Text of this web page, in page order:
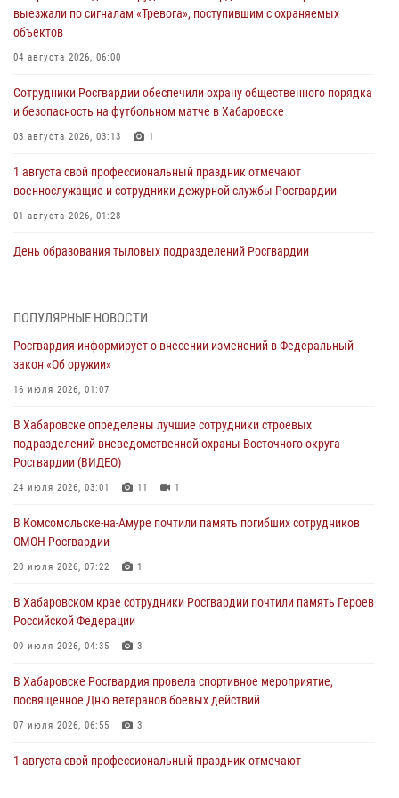
выезжали по сигналам «Тревога», поступившим с охраняемых
объектов
04 августа 2026, 06:00
Сотрудники Росгвардии обеспечили охрану общественного порядка
и безопасность на футбольном матче в Хабаровске
03 августа 2026, 03:13 1
1 августа свой профессиональный праздник отмечают
военнослужащие и сотрудники дежурной службы Росгвардии
01 августа 2026, 01:28
День образования тыловых подразделений Росгвардии
В Управлении Росгвардии по Хабаровскому краю состоялось
избирательного права
31 июля 2026, 03:26
женщине, потерявшей сознание во время массового мероприятия
29 июля 2026, 23:24 2
В Хабаровске продолжается акция «Каникулы с Росгвардией»
За прошедшую неделю в Хабаровском крае росгвардейцы провели
свыше 120 проверок условий хранения оружия
ПОПУЛЯРНЫЕ НОВОСТИ
Росгвардия информирует о внесении изменений в Федеральный
закон «Об оружии»
16 июля 2026, 01:07
В Хабаровске определены лучшие сотрудники строевых
подразделений вневедомственной охраны Восточного округа
Росгвардии (ВИДЕО)
24 июля 2026, 03:01 11 1
В Комсомольске-на-Амуре почтили память погибших сотрудников
ОМОН Росгвардии
20 июля 2026, 07:22 1
В Хабаровском крае сотрудники Росгвардии почтили память Героев
Российской Федерации
09 июля 2026, 04:35 3
В Хабаровске Росгвардия провела спортивное мероприятие,
посвященное Дню ветеранов боевых действий
07 июля 2026, 06:55 3
1 августа свой профессиональный праздник отмечают